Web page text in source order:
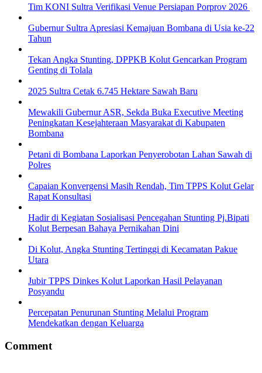
Tim KONI Sultra Verifikasi Venue Persiapan Porprov 2026
Gubernur Sultra Apresiasi Kemajuan Bombana di Usia ke-22
Tahun
Tekan Angka Stunting, DPPKB Kolut Gencarkan Program
Genting di Tolala
2025 Sultra Cetak 6.745 Hektare Sawah Baru
Mewakili Gubernur ASR, Sekda Buka Executive Meeting
Peningkatan Kesejahteraan Masyarakat di Kabupaten
Bombana
Petani di Bombana Laporkan Penyerobotan Lahan Sawah di
Polres
Capaian Konvergensi Masih Rendah, Tim TPPS Kolut Gelar
Rapat Konsultasi
Hadir di Kegiatan Sosialisasi Pencegahan Stunting Pj.Bipati
Kolut Berpesan Bahaya Pernikahan Dini
Di Kolut, Angka Stunting Tertinggi di Kecamatan Pakue
Utara
Jubir TPPS Dinkes Kolut Laporkan Hasil Pelayanan
Posyandu
Percepatan Penurunan Stunting Melalui Program
Mendekatkan dengan Keluarga
Comment